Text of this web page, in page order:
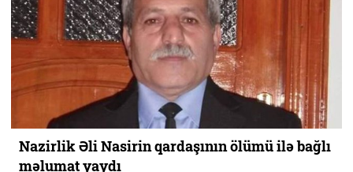
Nazirlik Əli Nasirin qardaşının ölümü ilə bağlı
məlumat yaydı